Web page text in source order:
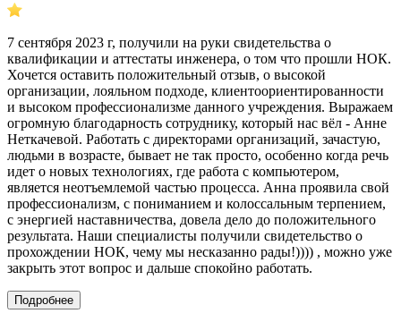
7 сентября 2023 г, получили на руки свидетельства о
квалификации и аттестаты инженера, о том что прошли НОК.
Хочется оставить положительный отзыв, о высокой
организации, лояльном подходе, клиентоориентированности
и высоком профессионализме данного учреждения. Выражаем
огромную благодарность сотруднику, который нас вёл - Анне
Неткачевой. Работать с директорами организаций, зачастую,
людьми в возрасте, бывает не так просто, особенно когда речь
идет о новых технологиях, где работа с компьютером,
является неотъемлемой частью процесса. Анна проявила свой
профессионализм, с пониманием и колоссальным терпением,
с энергией наставничества, довела дело до положительного
результата. Наши специалисты получили свидетельство о
прохождении НОК, чему мы несказанно рады!)))) , можно уже
закрыть этот вопрос и дальше спокойно работать.
Подробнее